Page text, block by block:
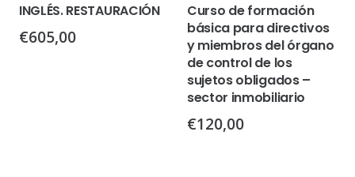
INGLÉS. RESTAURACIÓN
€605,00
Curso de formación
básica para directivos
y miembros del órgano
de control de los
sujetos obligados –
sector inmobiliario
€120,00